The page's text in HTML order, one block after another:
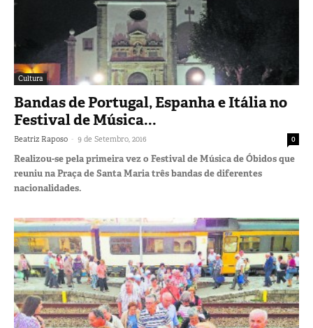
Cultura
Bandas de Portugal, Espanha e Itália no
Festival de Música...
Beatriz Raposo - 9 de Setembro, 2016 0
Realizou-se pela primeira vez o Festival de Música de Óbidos que
reuniu na Praça de Santa Maria três bandas de diferentes
nacionalidades.